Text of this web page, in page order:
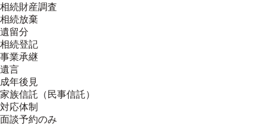
相続財産調査
相続放棄
遺留分
相続登記
事業承継
遺言
成年後見
家族信託（民事信託）
対応体制
面談予約のみ